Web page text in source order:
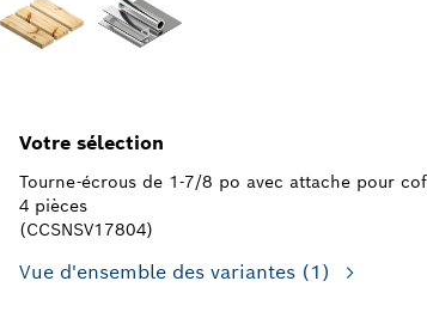
Votre sélection
Tourne-écrous de 1-7/8 po avec attache pour
4 pièces
(CCSNSV17804)
Vue d'ensemble des variantes (1)